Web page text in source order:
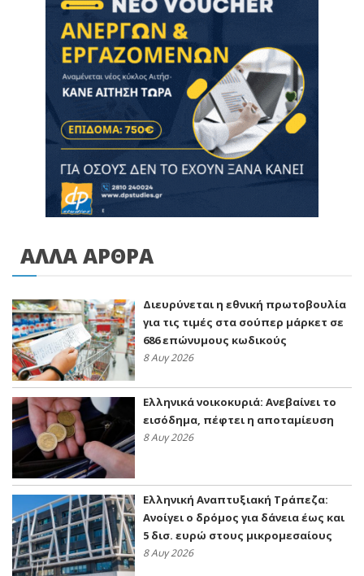
ΑΛΛΑ ΑΡΘΡΑ
Διευρύνεται η εθνική πρωτοβουλία
για τις τιμές στα σούπερ μάρκετ σε
686 επώνυμους κωδικούς
8 Αυγ 2026
Ελληνικά νοικοκυριά: Ανεβαίνει το
εισόδημα, πέφτει η αποταμίευση
8 Αυγ 2026
Ελληνική Αναπτυξιακή Τράπεζα:
Ανοίγει ο δρόμος για δάνεια έως και
5 δισ. ευρώ στους μικρομεσαίους
8 Αυγ 2026